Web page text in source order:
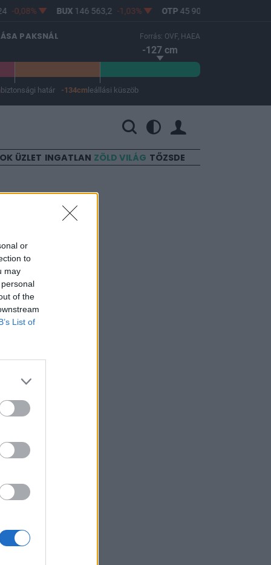
or
to
may
of the
List of
-0,08% BUX146 563,2 -1,03% OTP45 900
PAKSNÁL Forrás: OVF, HAEA
-127 cm
biztonsági határ -134cm leállási küszöb
ÜZLET INGATLAN ZÖLD VILÁG TŐZSDE
szuverén
tagállam
- idézi a